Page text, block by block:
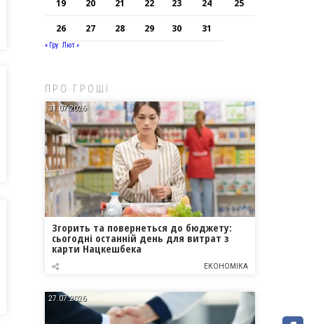
19 20 21 22 23 24 25
26 27 28 29 30 31
« Гру Лют »
ПРО ГРОШІ
31.07.2026
Згорить та повернеться до бюджету:
сьогодні останній день для витрат з
карти Нацкешбека
ЕКОНОМІКА
27.07.2026